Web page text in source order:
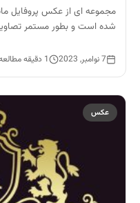
شده است و بطور مستمر
7 نوامبر, 2023 1 دقیقه مطالعه
عکس